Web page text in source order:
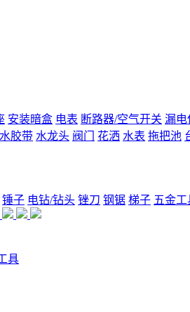
安装暗盒 电表 断路器/空气开关 漏电
胶带 水龙头 阀门 花洒 水表 拖把池
锤子 电钻/钻头 锉刀 钢锯 梯子 五金
具